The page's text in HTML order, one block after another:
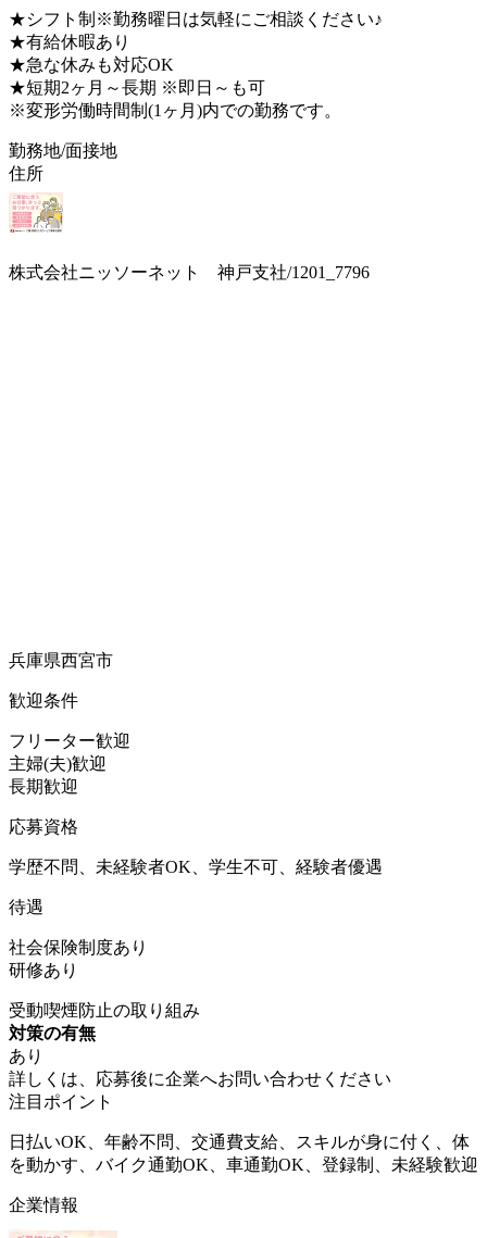
★シフト制※勤務曜日は気軽にご相談ください♪
★有給休暇あり
★急な休みも対応OK
★短期2ヶ月～長期 ※即日～も可
※変形労働時間制(1ヶ月)内での勤務です。
勤務地/面接地
住所
株式会社ニッソーネット 神戸支社/1201_7796
兵庫県西宮市
歓迎条件
フリーター歓迎
主婦(夫)歓迎
長期歓迎
応募資格
学歴不問、未経験者OK、学生不可、経験者優遇
待遇
社会保険制度あり
研修あり
受動喫煙防止の取り組み
対策の有無
あり
詳しくは、応募後に企業へお問い合わせください
注目ポイント
日払いOK、年齢不問、交通費支給、スキルが身に付く、体
を動かす、バイク通勤OK、車通勤OK、登録制、未経験歓迎
企業情報